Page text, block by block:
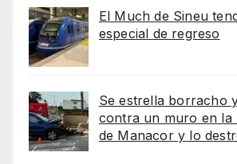
El Much de Sineu
especial de regreso
Se estrella borracho
contra un muro en la
de Manacor y lo